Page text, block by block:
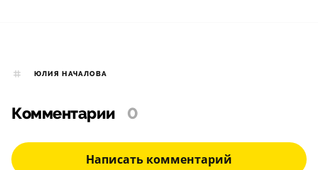
ЮЛИЯ НАЧАЛОВА
Комментарии 0
Написать комментарий